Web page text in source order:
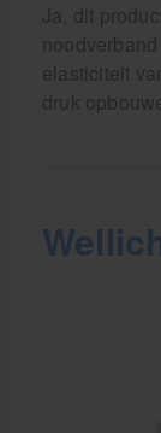
Ja, dit
elasticiteit
druk